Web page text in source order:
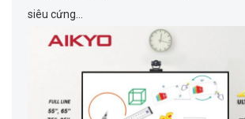
siêu cứng…